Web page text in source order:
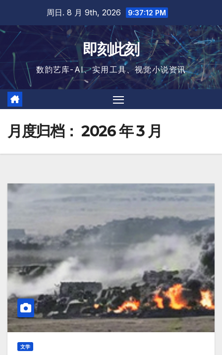
容
周日. 8 月 9th, 2026 9:37:12 PM
即刻此刻
数韵艺库-AI、实用工具、视觉小说资讯
月度归档： 2026 年 3 月
文学